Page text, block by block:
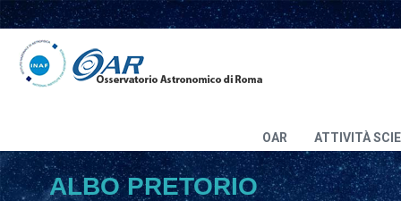
OAR ATTIVITÀ
ALBO PRETORIO